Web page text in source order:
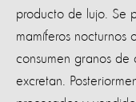
producto de lujo. Se
mamíferos nocturnos
consumen granos de
excretan.